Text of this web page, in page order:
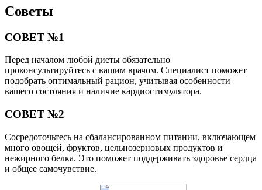
Советы
СОВЕТ №1
Перед началом любой диеты обязательно
проконсультируйтесь с вашим врачом. Специалист поможет
подобрать оптимальный рацион, учитывая особенности
вашего состояния и наличие кардиостимулятора.
СОВЕТ №2
Сосредоточьтесь на сбалансированном питании, включающем
много овощей, фруктов, цельнозерновых продуктов и
нежирного белка. Это поможет поддерживать здоровье сердца
и общее самочувствие.